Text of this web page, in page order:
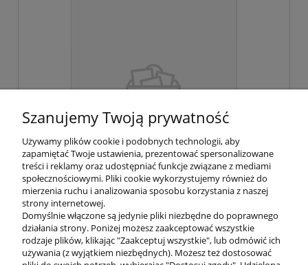
Dostępność: średnia ilość
Szanujemy Twoją prywatność
Używamy plików cookie i podobnych technologii, aby
zapamiętać Twoje ustawienia, prezentować spersonalizowane
treści i reklamy oraz udostępniać funkcje związane z mediami
społecznościowymi. Pliki cookie wykorzystujemy również do
mierzenia ruchu i analizowania sposobu korzystania z naszej
strony internetowej.
Domyślnie włączone są jedynie pliki niezbędne do poprawnego
działania strony. Poniżej możesz zaakceptować wszystkie
rodzaje plików, klikając "Zaakceptuj wszystkie", lub odmówić ich
używania (z wyjątkiem niezbędnych). Możesz też dostosować